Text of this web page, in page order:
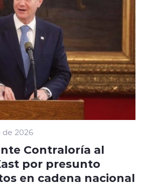
de 2026
Contraloría al
por presunto
en cadena nacional